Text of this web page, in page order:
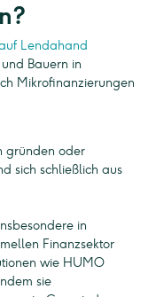
Lendahand
Bauern in
Mikrofinanzierungen
gründen oder
sich schließlich aus
in
Finanzsektor
wie HUMO
sie